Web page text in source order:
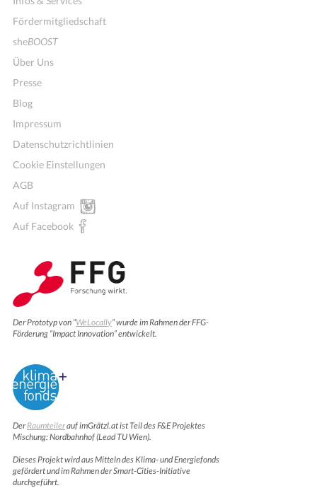
Fördermitgliedschaft
sheBOOST
Über Uns
Presse
Blog
Impressum
Datenschutzrichtlinien
Cookie Einstellungen
AGB
Auf Instagram
Auf Facebook
Der Prototyp von “WeLocally” wurde im Rahmen der FFG-
Förderung “Impact Innovation” entwickelt.
DerRaumteilerauf imGrätzl.at ist Teil des F&E Projektes
Mischung: Nordbahnhof (Lead TU Wien).
Dieses Projekt wird aus Mitteln des Klima- und Energiefonds
gefördert und im Rahmen der Smart-Cities-Initiative
durchgeführt.